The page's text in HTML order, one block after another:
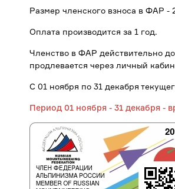
Размер членского взноса в ФАР -
Оплата производится за 1 год.
Членство в ФАР действительно до
продлевается через личный
С 01 ноября по 31 декабря
Период 01 ноября - 31 декабря -